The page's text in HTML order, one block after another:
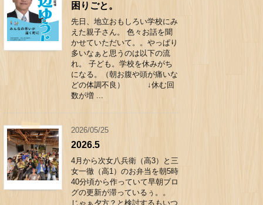
困りごと。
先日、地立おもしろい学校にみ
えた親子さん。 色々お話を聞
かせていただいて。。やっぱり
多いなぁと思うのは以下の流
れ。 子ども。学校を休みがち
になる。（朝お腹や頭が痛いな
どの体調不良） ↓休む回
数が増 ...
2026/05/25
2026.5
4月から次女八兵衛（高3）と三
女一徹（高1）のお弁当を朝5時
40分頃から作っていて早朝ブロ
グの更新が滞っているぅ。。
じゃぁ夕方？と検討するもいつ